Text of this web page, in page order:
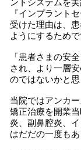
ントシステムを実
『インプラント
受けた理由は、
ようにするためで
「患者さまの安
され、より一層
のではないかと思
当院ではアンカ
矯正治療を開業
炎、副鼻腔炎、
はだだの一度もあ